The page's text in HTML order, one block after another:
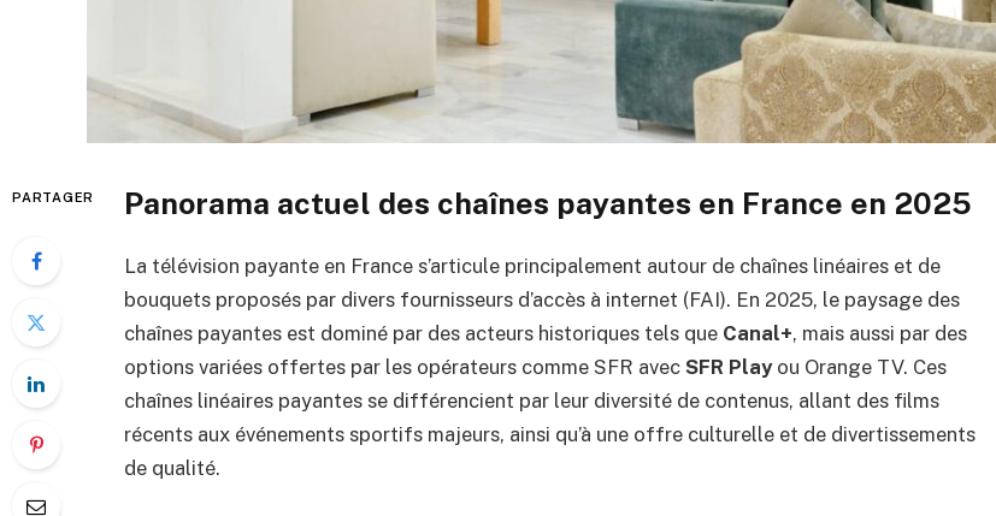
PARTAGER Panorama actuel des chaînes payantes en France en 2025
La télévision payante en France s’articule principalement autour de chaînes linéaires et de
bouquets proposés par divers fournisseurs d’accès à internet (FAI). En 2025, le paysage des
chaînes payantes est dominé par des acteurs historiques tels que Canal+, mais aussi par des
options variées offertes par les opérateurs comme SFR avec SFR Playou Orange TV. Ces
chaînes linéaires payantes se différencient par leur diversité de contenus, allant des films
récents aux événements sportifs majeurs, ainsi qu’à une offre culturelle et de divertissements
de qualité.